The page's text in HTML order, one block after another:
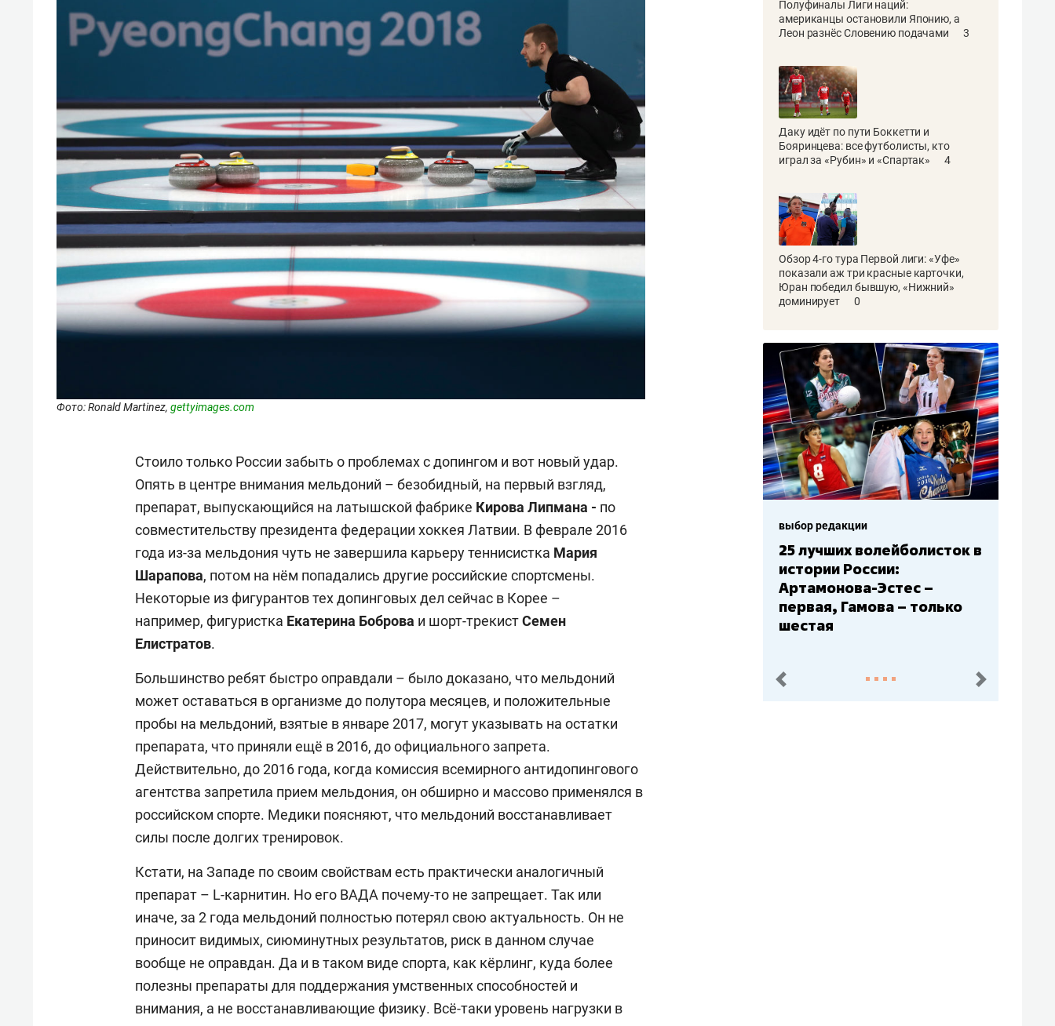
Фото: Ronald Martinez, gettyimages.com
Стоило только России забыть о проблемах с допингом и вот новый удар.
Опять в центре внимания мельдоний – безобидный, на первый взгляд,
препарат, выпускающийся на латышской фабрике Кирова Липмана - по
совместительству президента федерации хоккея Латвии. В феврале 2016
года из-за мельдония чуть не завершила карьеру теннисистка Мария
Шарапова, потом на нём попадались другие российские спортсмены.
Некоторые из фигурантов тех допинговых дел сейчас в Корее –
например, фигуристка Екатерина Боброва и шорт-трекистСемен
Елистратов.
Большинство ребят быстро оправдали – было доказано, что мельдоний
может оставаться в организме до полутора месяцев, и положительные
пробы на мельдоний, взятые в январе 2017, могут указывать на остатки
препарата, что приняли ещё в 2016, до официального запрета.
Действительно, до 2016 года, когда комиссия всемирного антидопингового
агентства запретила прием мельдония, он обширно и массово применялся в
российском спорте. Медики поясняют, что мельдоний восстанавливает
силы после долгих тренировок.
Кстати, на Западе по своим свойствам есть практически аналогичный
препарат – L-карнитин. Но его ВАДА почему-то не запрещает. Так или
иначе, за 2 года мельдоний полностью потерял свою актуальность. Он не
приносит видимых, сиюминутных результатов, риск в данном случае
вообще не оправдан. Да и в таком виде спорта, как кёрлинг, куда более
полезны препараты для поддержания умственных способностей и
внимания, а не восстанавливающие физику. Всё-таки уровень нагрузки в
Полуфиналы Лиги наций:
американцы остановили Японию, а
Леон разнёс Словению подачами
3
Даку идёт по пути Боккетти и
Бояринцева: все футболисты, кто
играл за «Рубин» и «Спартак»
4
Обзор 4-го тура Первой лиги: «Уфе»
показали аж три красные карточки,
Юран победил бывшую, «Нижний»
доминирует
0
выбор редакции
Бюджеты клубов КХЛ: СКА
– главный мажор, «Ак
Барс» – второй, «Салават
Юлаев» – середняк
пред. след.